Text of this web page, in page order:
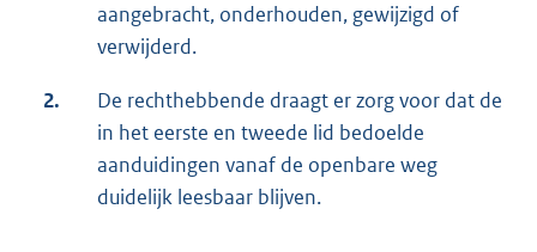
aangebracht, onderhouden, gewijzigd of
verwijderd.
2.
De rechthebbende draagt er zorg voor dat de
in het eerste en tweede lid bedoelde
aanduidingen vanaf de openbare weg
duidelijk leesbaar blijven.